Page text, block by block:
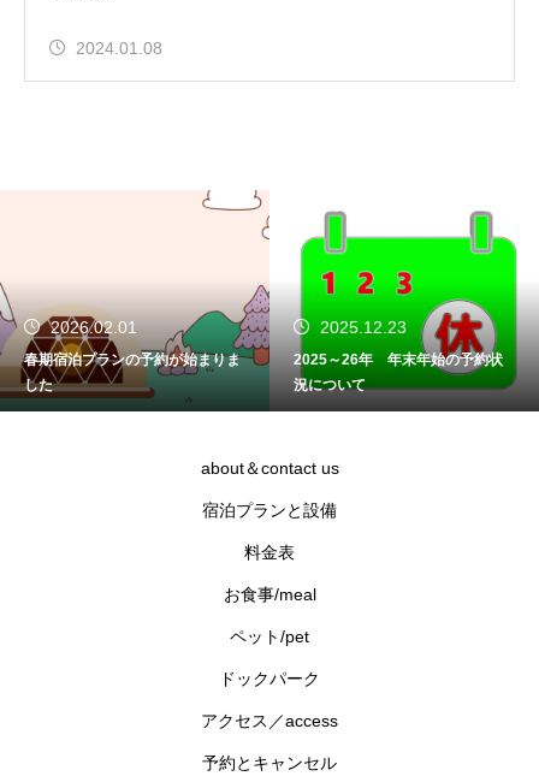
2024.01.08
2026.02.01
春期宿泊プランの予約が始まりま
した
2025.12.23
2025～26年 年末年始の予約状
況について
about＆contact us
宿泊プランと設備
料金表
お食事/meal
ペット/pet
ドックパーク
アクセス／access
予約とキャンセル